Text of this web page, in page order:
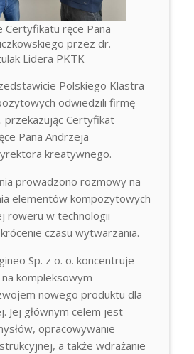
Certyfikatu ręce Pana
przez dr.
Lidera PKTK
Polskiego Klastra
odwiedzili firmę
przekazując Certyfikat
Pana Andrzeja
kreatywnego.
prowadzono rozmowy na
elementów kompozytowych
roweru w technologii
czasu wytwarzania.
Sp. z o. o. koncentruje
na kompleksowym
nowego produktu dla
Jej głównym celem jest
opracowywanie
a także wdrażanie